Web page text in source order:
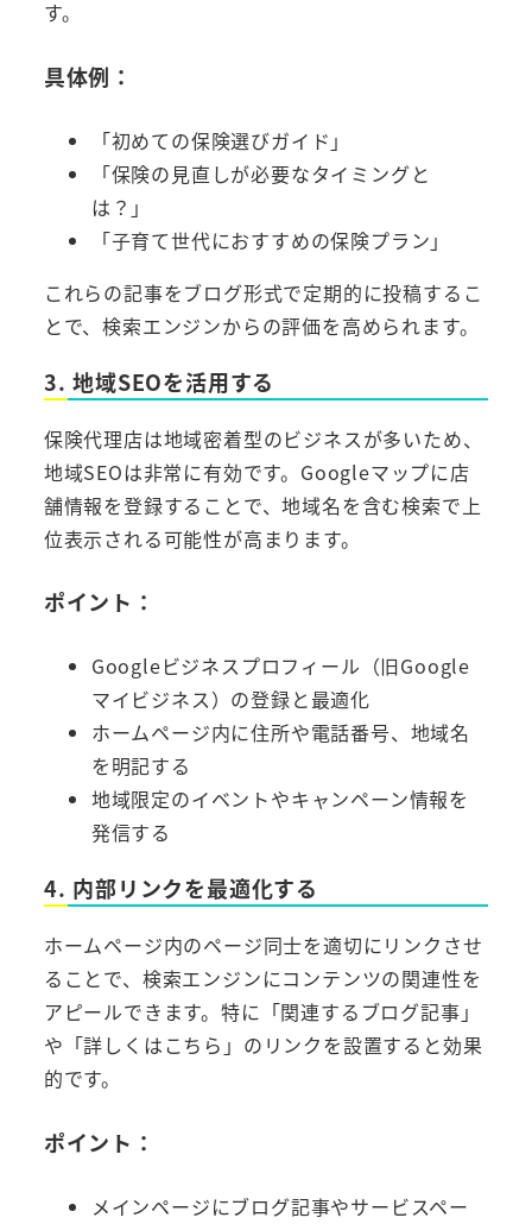
す。
具体例：
「初めての保険選びガイド」
「保険の見直しが必要なタイミングと
は？」
「子育て世代におすすめの保険プラン」
これらの記事をブログ形式で定期的に投稿するこ
とで、検索エンジンからの評価を高められます。
3. 地域SEOを活用する
保険代理店は地域密着型のビジネスが多いため、
地域SEOは非常に有効です。Googleマップに店
舗情報を登録することで、地域名を含む検索で上
位表示される可能性が高まります。
ポイント：
Googleビジネスプロフィール（旧Google
マイビジネス）の登録と最適化
ホームページ内に住所や電話番号、地域名
を明記する
地域限定のイベントやキャンペーン情報を
発信する
4. 内部リンクを最適化する
ホームページ内のページ同士を適切にリンクさせ
ることで、検索エンジンにコンテンツの関連性を
アピールできます。特に「関連するブログ記事」
や「詳しくはこちら」のリンクを設置すると効果
的です。
ポイント：
メインページにブログ記事やサービスペー